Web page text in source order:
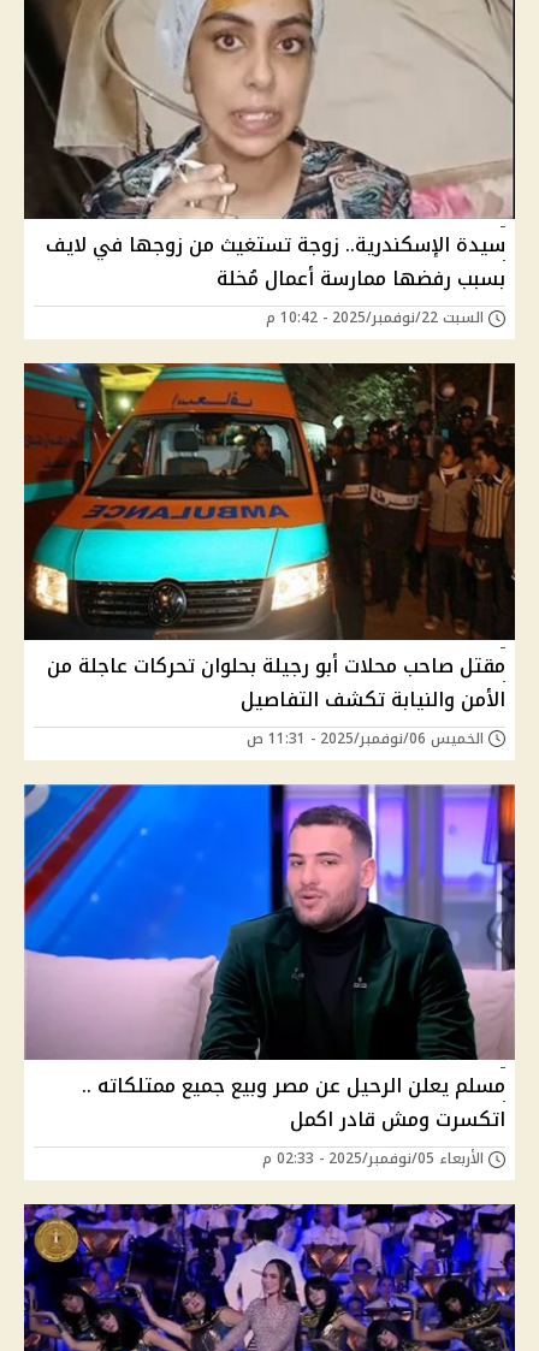
سيدة الإسكندرية.. زوجة تستغيث من زوجها في لايف
بسبب رفضها ممارسة أعمال مُخلة
السبت 22/نوفمبر/2025 - 10:42 م
مقتل صاحب محلات أبو رجيلة بحلوان تحركات عاجلة من
الأمن والنيابة تكشف التفاصيل
الخميس 06/نوفمبر/2025 - 11:31 ص
مسلم يعلن الرحيل عن مصر وبيع جميع ممتلكاته ..
اتكسرت ومش قادر اكمل
الأربعاء 05/نوفمبر/2025 - 02:33 م